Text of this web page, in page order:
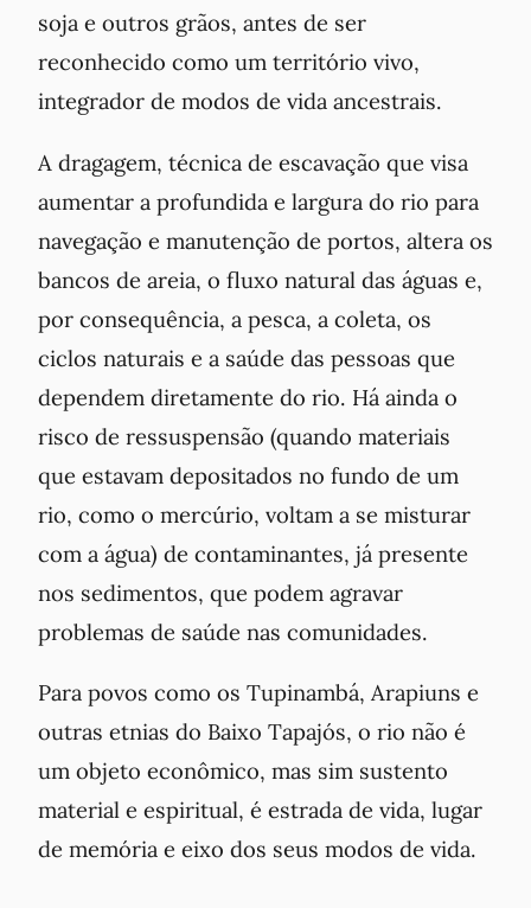
soja e outros grãos, antes de ser
reconhecido como um território vivo,
integrador de modos de vida ancestrais.
A dragagem, técnica de escavação que visa
aumentar a profundida e largura do rio para
navegação e manutenção de portos, altera os
bancos de areia, o fluxo natural das águas e,
por consequência, a pesca, a coleta, os
ciclos naturais e a saúde das pessoas que
dependem diretamente do rio. Há ainda o
risco de ressuspensão (quando materiais
que estavam depositados no fundo de um
rio, como o mercúrio, voltam a se misturar
com a água) de contaminantes, já presente
nos sedimentos, que podem agravar
problemas de saúde nas comunidades.
Para povos como os Tupinambá, Arapiuns e
outras etnias do Baixo Tapajós, o rio não é
um objeto econômico, mas sim sustento
material e espiritual, é estrada de vida, lugar
de memória e eixo dos seus modos de vida.